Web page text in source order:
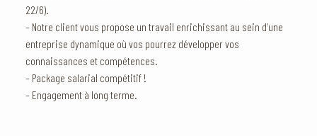
22/6).
– Notre client vous propose un travail enrichissant au sein d’une
entreprise dynamique où vos pourrez développer vos
connaissances et compétences.
– Package salarial compétitif !
– Engagement à long terme.